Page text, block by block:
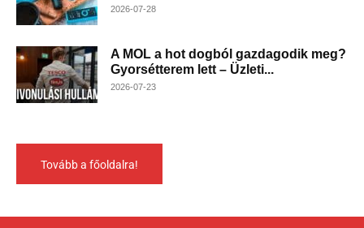
2026-07-28
A MOL a hot dogból gazdagodik meg?
Gyorsétterem lett – Üzleti...
2026-07-23
Tovább a főoldalra!